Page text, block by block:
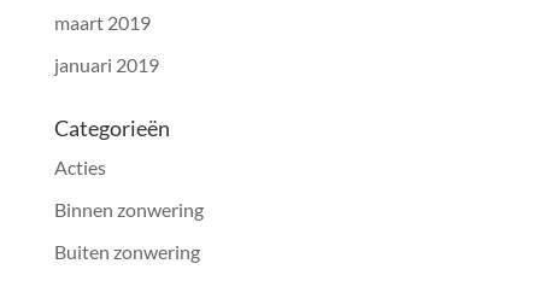
maart 2019
januari 2019
Categorieën
Acties
Binnen zonwering
Buiten zonwering